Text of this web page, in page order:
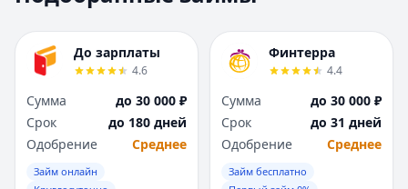
Н
Набережные Челны
Новокузнецк
Новосибирск
О
Омск
Н
Набережные
Новокузнецк
Новосибирск
О
Омск
До зарплаты
4.6
Сумма
до 30 000 ₽
Срок
до 180 дней
Одобрение
Среднее
Займ онлайн
Финтерра
4.4
Сумма
до 30 000 ₽
Срок
до 31 дней
Одобрение
Среднее
Займ бесплатно